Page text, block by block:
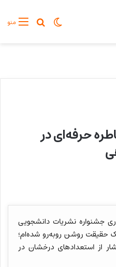
منوجستجو
تغییر پوسته
خاطره حرفه‌ای در
جشنواره نشریات دانشجویی
حقیقت روشن‌ روبه‌رو شده‌ام؛
از استعدادهای درخشان در